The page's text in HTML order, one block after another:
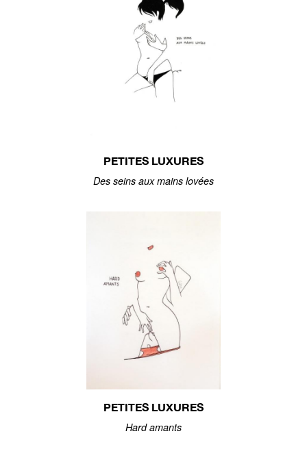
PETITES LUXURES
Des seins aux mains lovées
PETITES LUXURES
Hard amants